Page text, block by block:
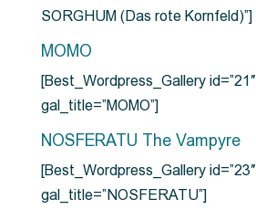
SORGHUM (Das rote Kornfeld)”]
MOMO
[Best_Wordpress_Gallery id=”21″
gal_title=”MOMO”]
NOSFERATU The Vampyre
[Best_Wordpress_Gallery id=”23″
gal_title=”NOSFERATU”]